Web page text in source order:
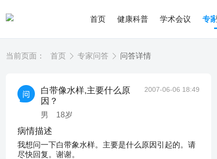
首页 健康科普 学术会议 专
当前页面： 首页 专家问答 问答详情
白带像水样,主要什么原
因？
男 18岁
2007-06-06 18:49
病情描述
我想问一下白带象水样。主要是什么原因引起的。请
尽快回复。谢谢。